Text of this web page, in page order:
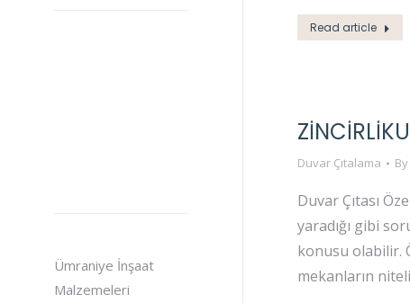
Read article
Duvar Çıtalama By
Duvar Çıtası
yaradığı gibi
konusu olabilir.
mekanların
Ümraniye İnşaat
Malzemeleri